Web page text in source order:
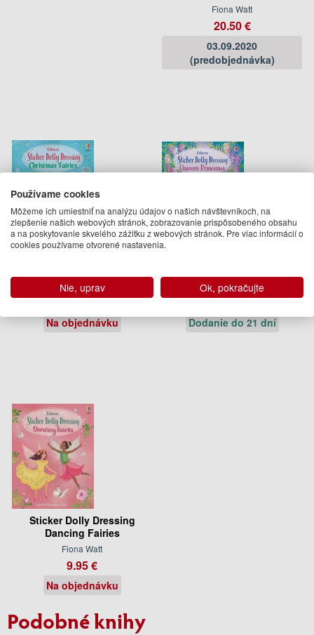
Fiona Watt
20.50 €
03.09.2020
(predobjednávka)
Fiona Watt
10.95 €
Na objednávku
Fiona Watt
10.95 €
Dodanie do 21 dní
Sticker Dolly Dressing
Dancing Fairies
Fiona Watt
9.95 €
Na objednávku
Podobné knihy
Používame cookies
Môžeme ich umiestniť na analýzu údajov o našich návštevníkoch, na
zlepšenie našich webových stránok, zobrazovanie prispôsobeného obsahu
a na poskytovanie skvelého zážitku z webových stránok. Pre viac informácií o
cookies používame otvorené nastavenia.
Nie, uprav Ok, pokračujte